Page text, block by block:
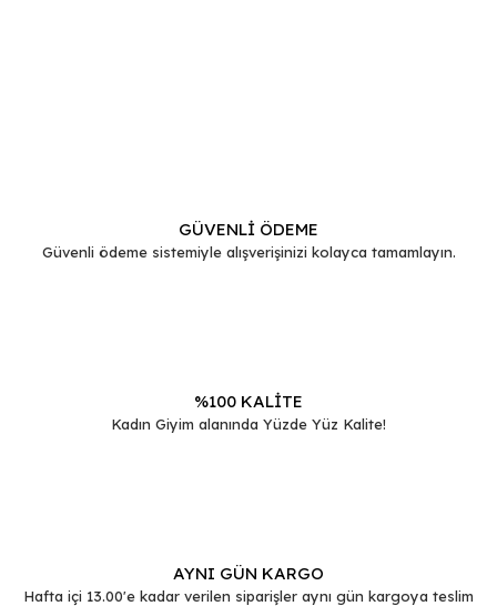
Ürün bilgilerinde hatalar bulunuyor.
GÜVENLİ ÖDEME
Güvenli ödeme sistemiyle alışverişinizi kolayca tamamlayın.
%100 KALİTE
Kadın Giyim alanında Yüzde Yüz Kalite!
AYNI GÜN KARGO
Hafta içi 13.00'e kadar verilen siparişler aynı gün kargoya teslim